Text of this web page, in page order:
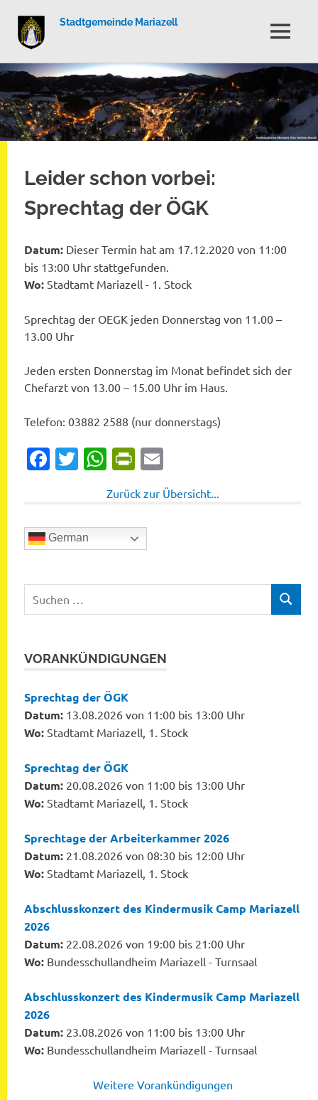
Zum
springen
Stadtgemeinde Mariazell
MENÜ
Leider schon vorbei:
Sprechtag der ÖGK
Datum: Dieser Termin hat am 17.12.2020 von 11:00
bis 13:00 Uhr stattgefunden.
Wo: Stadtamt Mariazell - 1. Stock
Sprechtag der OEGK jeden Donnerstag von 11.00 –
13.00 Uhr
Jeden ersten Donnerstag im Monat befindet sich der
Chefarzt von 13.00 – 15.00 Uhr im Haus.
Telefon: 03882 2588 (nur donnerstags)
Facebook
Twitter
WhatsApp
PrintFriendly
Zurück zur Übersicht...
German
nach:
SUCHEN
VORANKÜNDIGUNGEN
Sprechtag der ÖGK
Datum: 13.08.2026 von 11:00 bis 13:00 Uhr
Wo: Stadtamt Mariazell, 1. Stock
Sprechtag der ÖGK
Datum: 20.08.2026 von 11:00 bis 13:00 Uhr
Wo: Stadtamt Mariazell, 1. Stock
Sprechtage der Arbeiterkammer 2026
Datum: 21.08.2026 von 08:30 bis 12:00 Uhr
Wo: Stadtamt Mariazell, 1. Stock
Abschlusskonzert des Kindermusik Camp Mariazell
2026
Datum: 22.08.2026 von 19:00 bis 21:00 Uhr
Wo: Bundesschullandheim Mariazell - Turnsaal
Abschlusskonzert des Kindermusik Camp Mariazell
2026
Datum: 23.08.2026 von 11:00 bis 13:00 Uhr
Wo: Bundesschullandheim Mariazell - Turnsaal
Weitere Vorankündigungen